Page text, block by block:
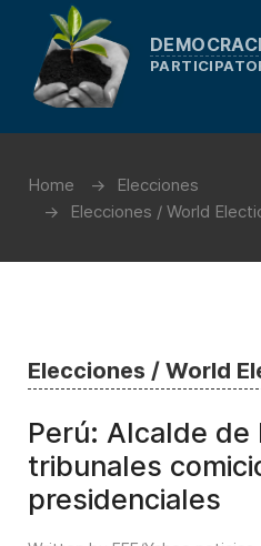
Home
Elecciones
Elecciones / World
Elecciones / World
Perú: Alcalde de
tribunales
presidenciales